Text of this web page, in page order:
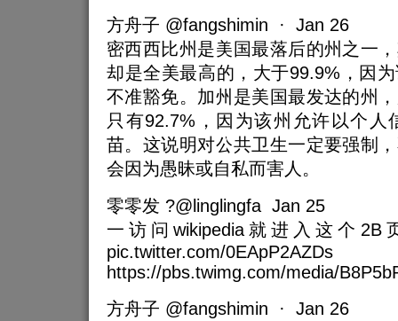
方舟子 @fangshimin · Jan 26
密西西比州是美国最落后的州之一
却是全美最高的，大于99.9%，因
不准豁免。加州是美国最发达的州
只有92.7%，因为该州允许以个人
苗。这说明对公共卫生一定要强制
会因为愚昧或自私而害人。
零零发 ?@linglingfa Jan 25
一访问wikipedia就进入这个2B
pic.twitter.com/0EApP2AZDs
https://pbs.twimg.com/media/
方舟子 @fangshimin · Jan 26